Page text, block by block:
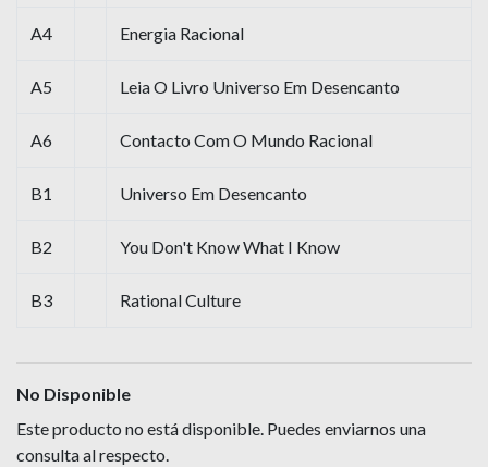
A4 Energia Racional
A5 Leia O Livro Universo Em Desencanto
A6 Contacto Com O Mundo Racional
B1 Universo Em Desencanto
B2 You Don't Know What I Know
B3 Rational Culture
No Disponible
Este producto no está disponible. Puedes enviarnos una
consulta al respecto.